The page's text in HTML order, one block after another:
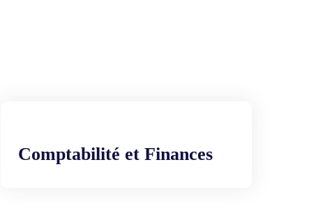
Comptabilité et Finances